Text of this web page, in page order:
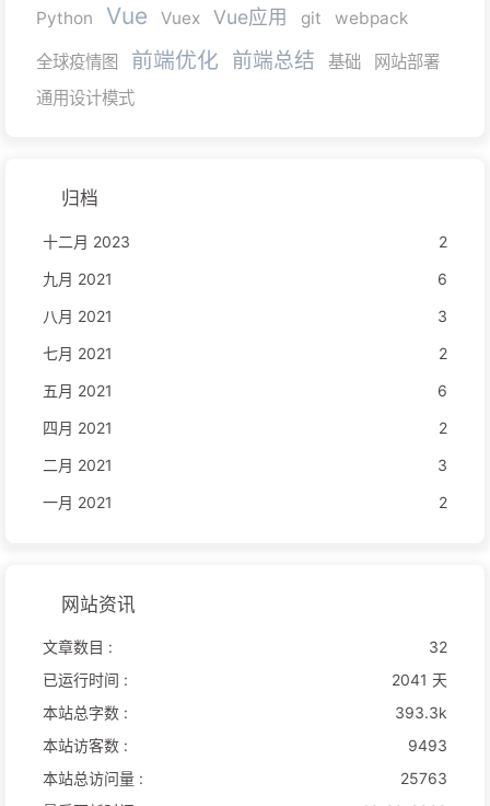
Python Vue Vuex Vue应用 git webpack
全球疫情图 前端优化 前端总结 基础
网站部署
通用设计模式
归档
十二月 2023
2
九月 2021
6
八月 2021
3
七月 2021
2
五月 2021
6
四月 2021
2
二月 2021
3
一月 2021
2
网站资讯
文章数目 :
32
已运行时间 :
2041 天
本站总字数 :
393.3k
本站访客数 :
9493
本站总访问量 :
25763